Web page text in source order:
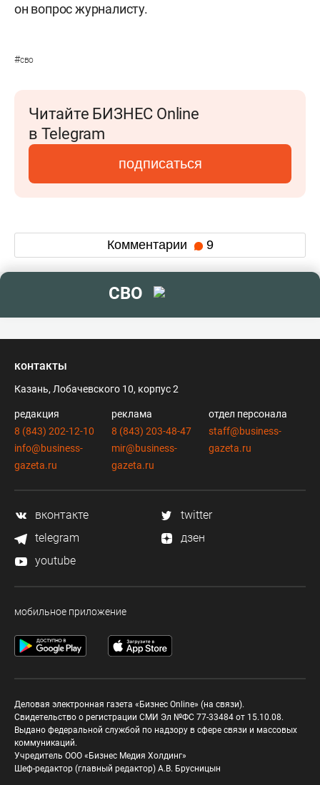
он вопрос журналисту.
#сво
Читайте БИЗНЕС Online
в Telegram
подписаться
Комментарии 9
СВО
контакты
Казань, Лобачевского 10, корпус 2
редакция
8 (843) 202-12-10
info@business-
gazeta.ru
реклама
8 (843) 203-48-47
mir@business-
gazeta.ru
отдел персонала
staff@business-
gazeta.ru
вконтакте
twitter
telegram
дзен
youtube
мобильное приложение
Деловая электронная газета «Бизнес Online» (на связи).
Свидетельство о регистрации СМИ Эл №ФС 77-33484 от 15.10.08.
Выдано федеральной службой по надзору в сфере связи и массовых
коммуникаций.
Учредитель ООО «Бизнес Медия Холдинг»
Шеф-редактор (главный редактор) А.В. Брусницын